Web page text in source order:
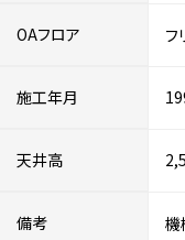
OAフロア フ
施工年月
天井高
備考 機